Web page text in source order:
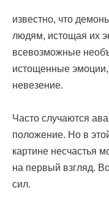
известно, что
людям, истощая их
всевозможные
истощенные
невезение.
Часто случаются
положение. Но в
картине несчастья
на первый взгляд.
сил.